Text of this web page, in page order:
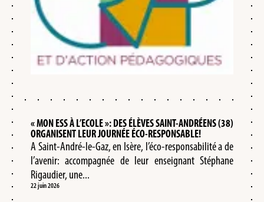
« MON ESS À L’ECOLE »: DES ÉLÈVES SAINT-ANDRÉENS (38)
ORGANISENT LEUR JOURNÉE ÉCO-RESPONSABLE!
A Saint-André-le-Gaz, en Isère, l’éco-responsabilité a de
l’avenir: accompagnée de leur enseignant Stéphane
Rigaudier, une...
22 juin 2026